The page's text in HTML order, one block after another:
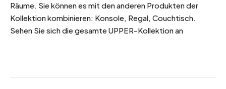
Räume. Sie können es mit den anderen Produkten der
Kollektion kombinieren: Konsole, Regal, Couchtisch.
Sehen Sie sich die gesamte UPPER-Kollektion an